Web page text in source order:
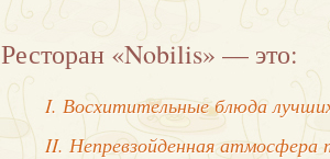
Ресторан «Nobilis» — это:
I. Восхитительные блюда
II. Непревзойденная